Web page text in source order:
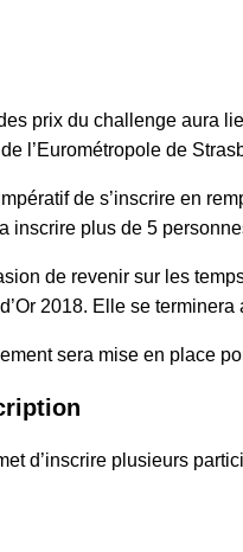
prix du challenge aura
l’Eurométropole de
de s’inscrire en
inscrire plus de 5
de revenir sur les
2018. Elle se
sera mise en place
d’inscrire plusieurs